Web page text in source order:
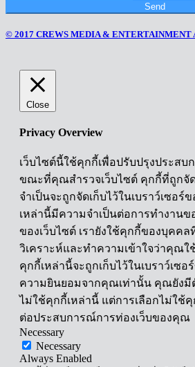
Send
© 2017 CREWS MEDIA & ENTERTAINMENT
Close
Privacy Overview
เว็บไซต์นี้ใช้คุกกี้เพื่อปรับปรุงประส
ขณะที่คุณสำรวจเว็บไซต์ คุกกี้ที่ถูกจั
จำเป็นจะถูกจัดเก็บไว้ในเบราว์เซอ
เหล่านี้มีความจำเป็นต่อการทำงาน
ของเว็บไซต์ เรายังใช้คุกกี้ของบุคคล
วิเคราะห์และทำความเข้าใจว่าคุณใ
คุกกี้เหล่านี้จะถูกเก็บไว้ในเบราว์เซ
ความยินยอมจากคุณเท่านั้น คุณยังมี
ไม่ใช้คุกกี้เหล่านี้ แต่การเลือกไม่ใช้
ต่อประสบการณ์การท่องเว็บของคุณ
Necessary
Necessary
Always Enabled